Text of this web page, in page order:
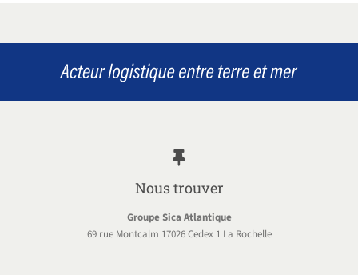
Nous trouver
Groupe Sica Atlantique
69 rue Montcalm 17026 Cedex 1 La Rochelle